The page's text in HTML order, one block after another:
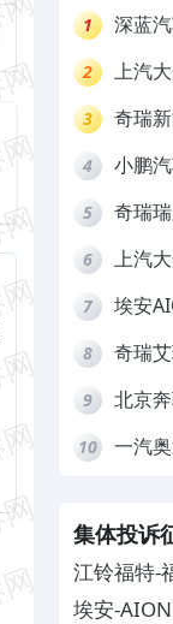
1
深蓝
2
上汽
3
奇瑞
拒绝
4
小鹏
5
奇瑞
6
上汽
7
埃安
8
奇瑞
9
北京
10
一汽
集体投诉
江铃福特-
埃安-